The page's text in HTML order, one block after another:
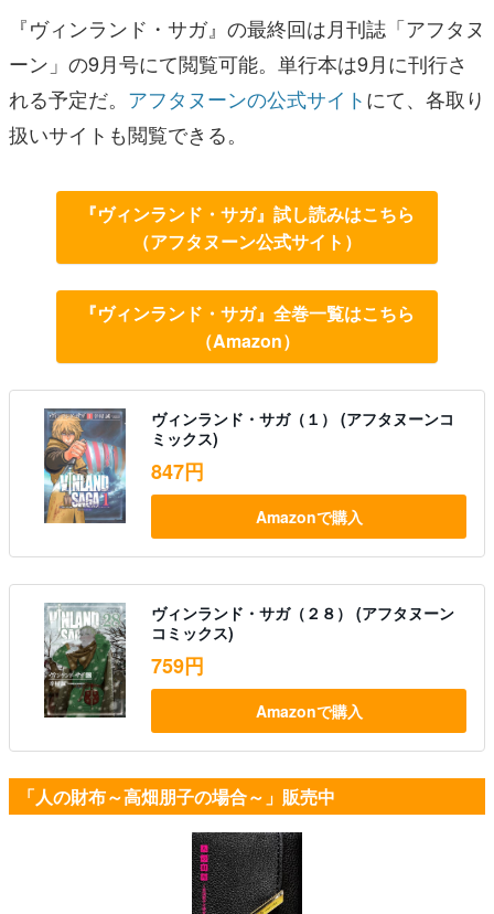
『ヴィンランド・サガ』の最終回は月刊誌「アフタヌ
ーン」の9月号にて閲覧可能。単行本は9月に刊行さ
れる予定だ。 アフタヌーンの公式サイトにて、各取り
扱いサイトも閲覧できる。
『ヴィンランド・サガ』試し読みはこちら
（アフタヌーン公式サイト）
『ヴィンランド・サガ』全巻一覧はこちら
（Amazon）
ヴィンランド・サガ（１） (アフタヌーンコ
ミックス)
847円
Amazonで購入
ヴィンランド・サガ（２８） (アフタヌーン
コミックス)
759円
Amazonで購入
「人の財布～高畑朋子の場合～」販売中